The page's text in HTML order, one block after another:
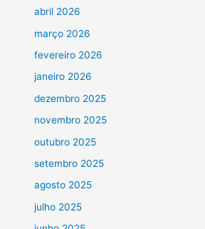
abril 2026
março 2026
fevereiro 2026
janeiro 2026
dezembro 2025
novembro 2025
outubro 2025
setembro 2025
agosto 2025
julho 2025